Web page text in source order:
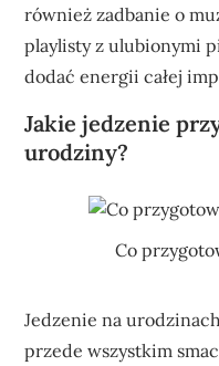
również zadbanie o
playlisty z ulubionymi
dodać energii całej
Jakie jedzenie
urodziny?
Co
Jedzenie na
przede wszystkim